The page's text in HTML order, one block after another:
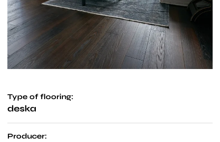
Type of flooring:
deska
Producer: